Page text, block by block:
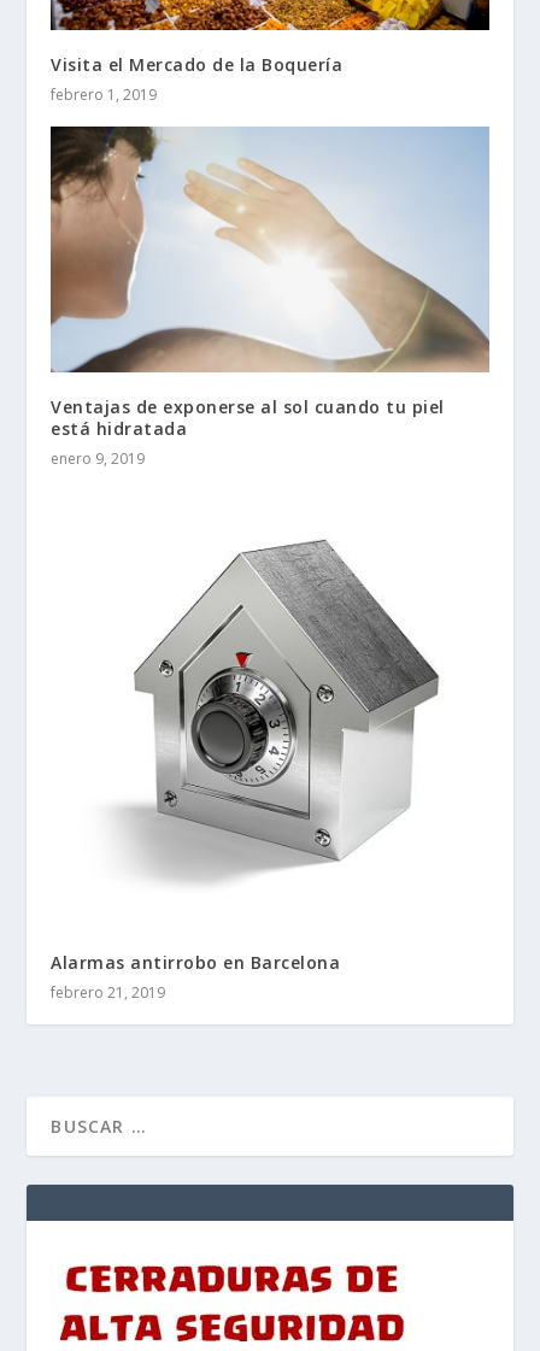
Visita el Mercado de la Boquería
febrero 1, 2019
Ventajas de exponerse al sol cuando tu piel
está hidratada
enero 9, 2019
Alarmas antirrobo en Barcelona
febrero 21, 2019